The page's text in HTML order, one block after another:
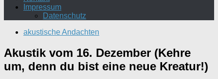
Impressum
Datenschutz
akustische Andachten
Akustik vom 16. Dezember (Kehre
um, denn du bist eine neue Kreatur!)